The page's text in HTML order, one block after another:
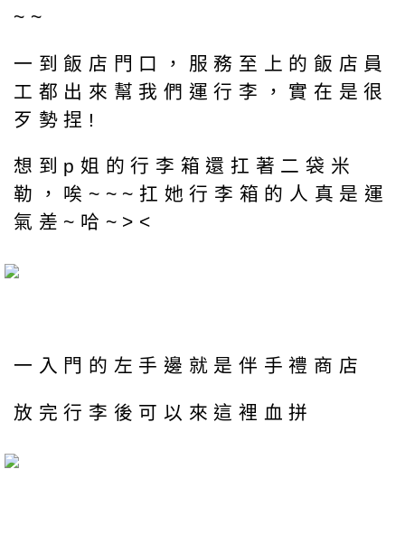
~~
一到飯店門口，服務至上的飯店員
工都出來幫我們運行李，實在是很
歹勢捏!
想到p姐的行李箱還扛著二袋米
勒，唉~~~扛她行李箱的人真是運
氣差~哈~><
一入門的左手邊就是伴手禮商店
放完行李後可以來這裡血拼